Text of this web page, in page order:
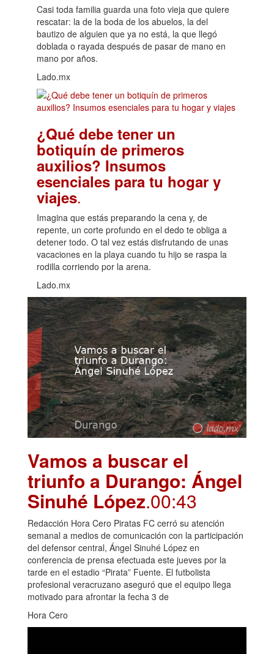
Casi toda familia guarda una foto vieja que quiere
rescatar: la de la boda de los abuelos, la del
bautizo de alguien que ya no está, la que llegó
doblada o rayada después de pasar de mano en
mano por años.
Lado.mx
¿Qué debe tener un
botiquín de primeros
auxilios? Insumos
esenciales para tu hogar y
viajes.
Imagina que estás preparando la cena y, de
repente, un corte profundo en el dedo te obliga a
detener todo. O tal vez estás disfrutando de unas
vacaciones en la playa cuando tu hijo se raspa la
rodilla corriendo por la arena.
Lado.mx
Vamos a buscar el
triunfo a Durango: Ángel
Sinuhé López.00:43
Redacción Hora Cero Piratas FC cerró su atención
semanal a medios de comunicación con la participación
del defensor central, Ángel Sinuhé López en
conferencia de prensa efectuada este jueves por la
tarde en el estadio “Pirata” Fuente. El futbolista
profesional veracruzano aseguró que el equipo llega
motivado para afrontar la fecha 3 de
Hora Cero